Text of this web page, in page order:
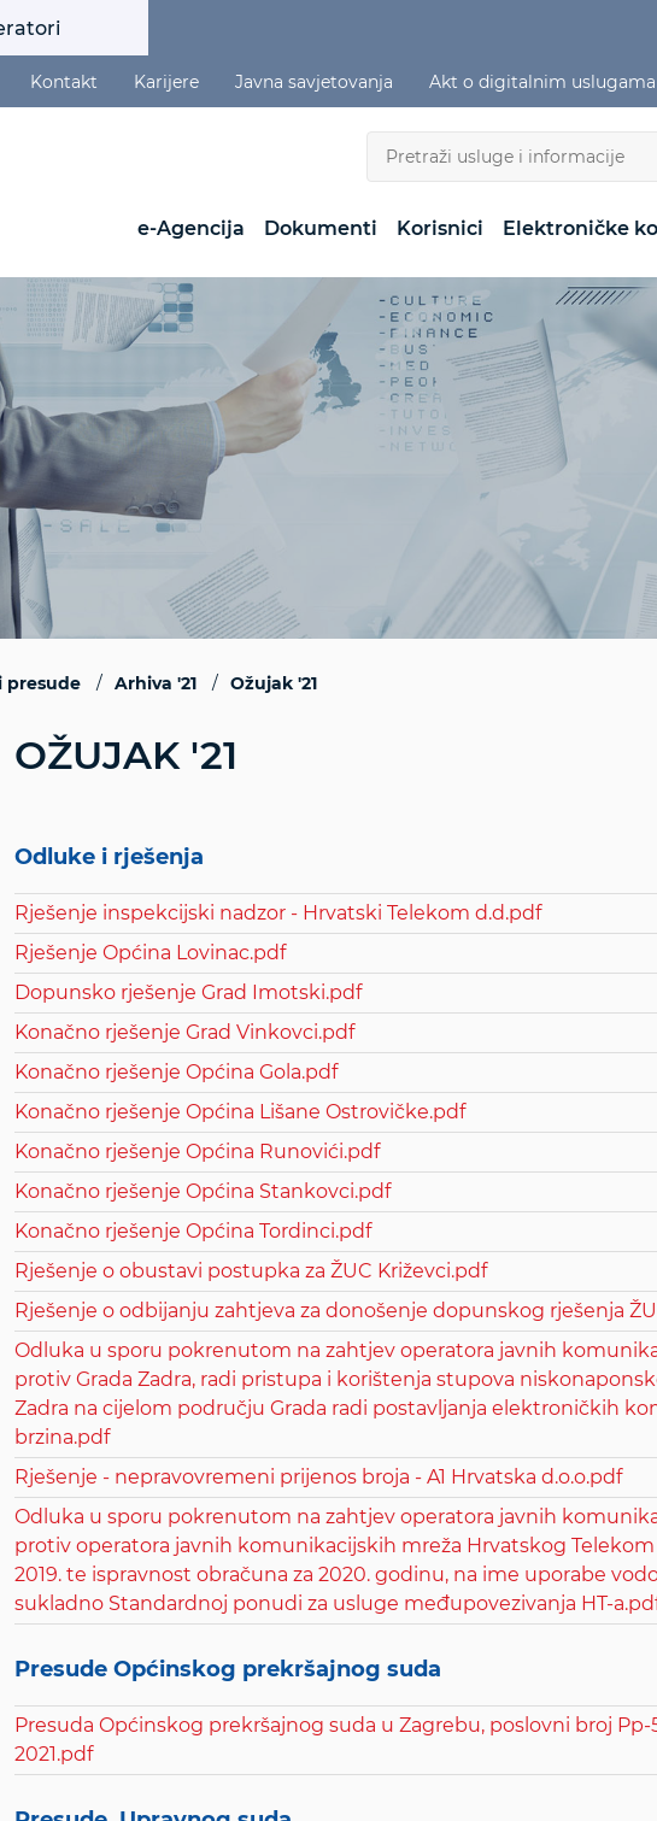
Kontakt Karijere Javna savjetovanja Akt o digitalnim uslugama
e-Agencija Dokumenti Korisnici Elektroničke
presude Arhiva '21 Ožujak '21
OŽUJAK '21
Odluke i rješenja
Rješenje inspekcijski nadzor - Hrvatski Telekom d.d.pdf
Rješenje Općina Lovinac.pdf
Dopunsko rješenje Grad Imotski.pdf
Konačno rješenje Grad Vinkovci.pdf
Konačno rješenje Općina Gola.pdf
Konačno rješenje Općina Lišane Ostrovičke.pdf
Konačno rješenje Općina Runovići.pdf
Konačno rješenje Općina Stankovci.pdf
Konačno rješenje Općina Tordinci.pdf
Rješenje o obustavi postupka za ŽUC Križevci.pdf
Rješenje o odbijanju zahtjeva za donošenje dopunskog rješenja
Odluka u sporu pokrenutom na zahtjev operatora javnih
protiv Grada Zadra, radi pristupa i korištenja stupova
Zadra na cijelom području Grada radi postavljanja elektroničkih
brzina.pdf
Rješenje - nepravovremeni prijenos broja - A1 Hrvatska d.o.o.pdf
Odluka u sporu pokrenutom na zahtjev operatora javnih
protiv operatora javnih komunikacijskih mreža Hrvatskog Telekom
2019. te ispravnost obračuna za 2020. godinu, na ime uporabe
sukladno Standardnoj ponudi za usluge međupovezivanja HT-
Presude Općinskog prekršajnog suda
Presuda Općinskog prekršajnog suda u Zagrebu, poslovni broj Pp-
2021.pdf